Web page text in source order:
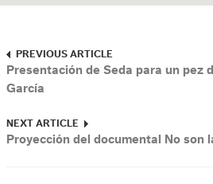
PREVIOUS ARTICLE
Presentación de Seda para un pez
García
NEXT ARTICLE
Proyección del documental No son